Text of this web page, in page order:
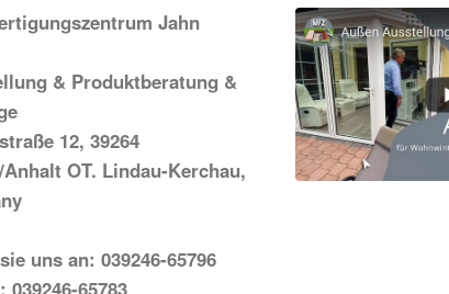
Jahn
& Produktberatung &
12, 39264
OT. Lindau-Kerchau,
uns an: 039246-65796
039246-65783